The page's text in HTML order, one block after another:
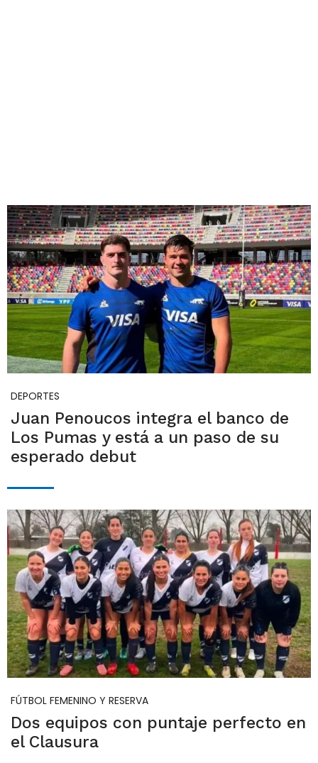
DEPORTES
Juan Penoucos integra el banco de
Los Pumas y está a un paso de su
esperado debut
FÚTBOL FEMENINO Y RESERVA
Dos equipos con puntaje perfecto en
el Clausura